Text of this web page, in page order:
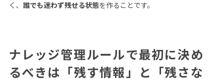
く、 誰でも迷わず残せる状態を作ることです。
ナレッジ管理ルールで最初に決め
るべきは「残す情報」と「残さな